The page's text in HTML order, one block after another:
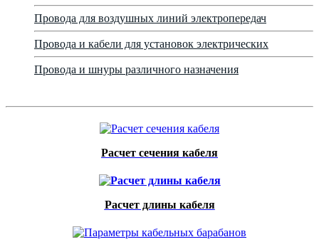
Провода для воздушных линий электропередач
Провода и кабели для установок электрических
Провода и шнуры различного назначения
Расчет сечения кабеля
Расчет длины кабеля